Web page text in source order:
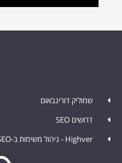
שמוליק דורינבאום
דרושים SEO
Highver - ניהול משימות ב-SEO